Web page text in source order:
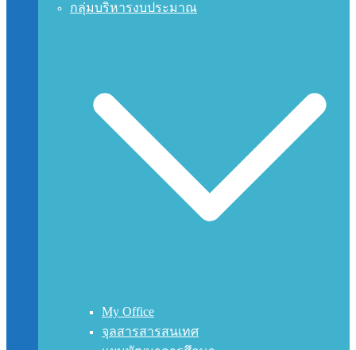
กลุ่มบริหารงบประมาณ
My Office
จุลสารสารสนเทศ